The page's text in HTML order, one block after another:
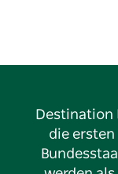
Destination
die ersten